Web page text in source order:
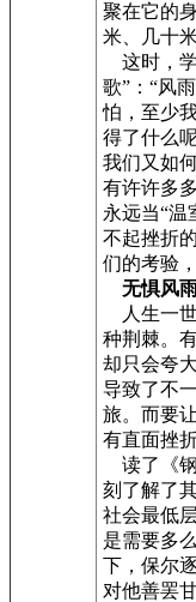
聚在它的
米、几十
这时，学
歌”：“风
怕，至少
得了什么
我们又如
有许许多
永远当“温
不起挫折
们的考验
无惧风
人生一世
种荆棘。
却只会夸
导致了不
旅。而要
有直面挫
读了《钢
刻了解了
社会最低
是需要多
下，保尔
对他善罢